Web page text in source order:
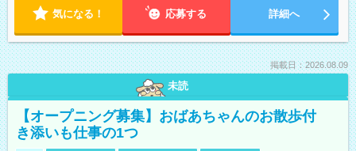
気になる！ 応募する 詳細へ
掲載日：2026.08.09
未読
【オープニング募集】おばあちゃんのお散歩付
き添いも仕事の1つ